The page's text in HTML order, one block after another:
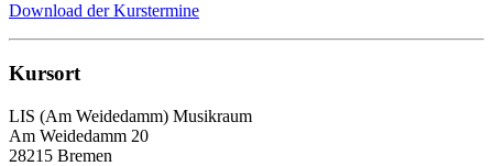
Download der Kurstermine
Kursort
LIS (Am Weidedamm) Musikraum
Am Weidedamm 20
28215 Bremen